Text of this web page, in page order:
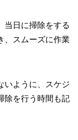
当日に掃除をする
、スムーズに作業
いように、スケジ
除を行う時間も記